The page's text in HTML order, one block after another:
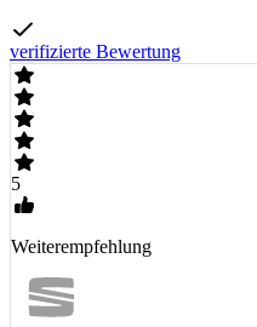
verifizierte Bewertung
5
Weiterempfehlung